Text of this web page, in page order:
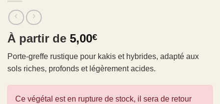
À partir de 5,00€
Porte-greffe rustique pour kakis et hybrides, adapté aux
sols riches, profonds et légèrement acides.
Ce végétal est en rupture de stock, il sera de retour